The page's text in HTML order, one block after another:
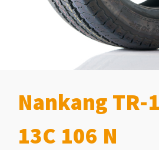
Nankang TR-
13C 106 N